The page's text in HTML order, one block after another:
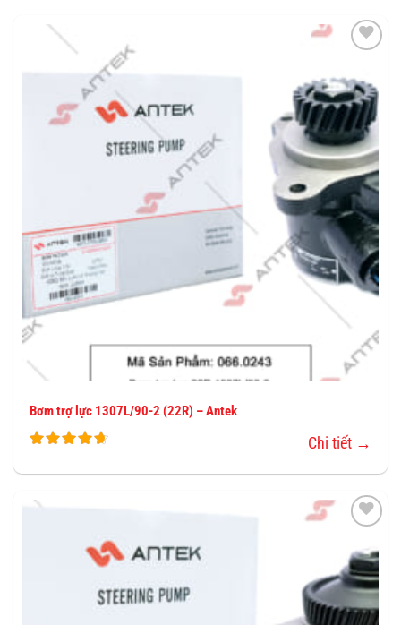
VÀO
YÊU
THÍCH
Bơm trợ lực 1307L/90-2 (22R) – Antek
Chi tiết →
VÀO
YÊU
THÍCH